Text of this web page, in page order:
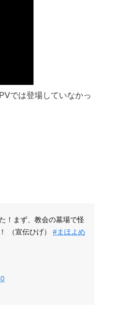
では登場していなかっ
！まず、教会の墓場で怪
（宣伝ひげ） #まほよめ